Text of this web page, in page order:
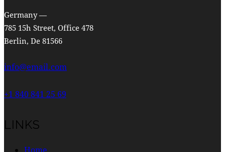
Germany —
785 15h Street, Office 478
Berlin, De 81566
info@email.com
+1 840 841 25 69
LINKS